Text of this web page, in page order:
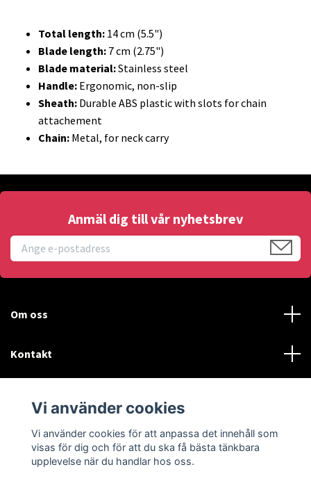
Total length: 14 cm (5.5")
Blade length: 7 cm (2.75")
Blade material:Stainless steel
Handle: Ergonomic, non-slip
Sheath: Durable ABS plastic with slots for chain
attachement
Chain: Metal, for neck carry
Anmäl dig till vår nyhetsbrev
Om oss
Kontakt
Sociala medier
Vi använder cookies
Vi använder cookies för att anpassa det innehåll som
visas för dig och för att du ska få bästa tänkbara
upplevelse när du handlar hos oss.